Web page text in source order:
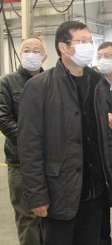
获取报价：
活动专题
供应商加盟
领导关怀